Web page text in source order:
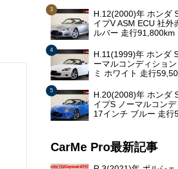
H.12(2000)年 ホンダ
イプV ASM ECU 社外
ルバー 走行91,800km
H.11(1999)年 ホンダ
ーマルコンディショ
ミ ホワイト 走行
H.20(2008)年 ホンダ
イプS ノーマルコン
17インチ ブルー 走行
CarMe Pro最新記事